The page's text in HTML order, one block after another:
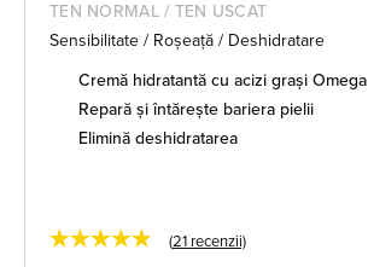
TEN NORMAL / TEN USCAT
Sensibilitate / Roșeață / Deshidratare
Cremă hidratantă cu acizi grași Omega
Repară și întărește bariera pielii
Elimină deshidratarea
★★★★★ (21 recenzii)